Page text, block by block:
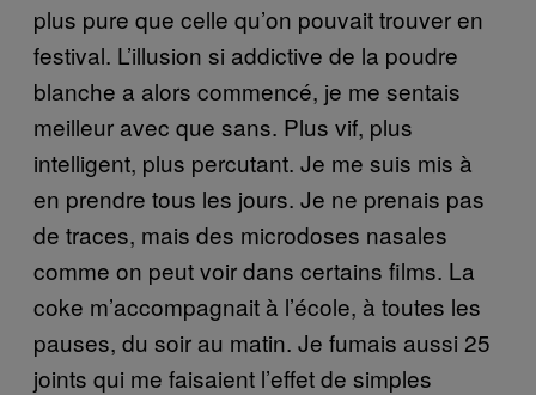
plus pure que celle qu’on pouvait trouver en
festival. L’illusion si addictive de la poudre
blanche a alors commencé, je me sentais
meilleur avec que sans. Plus vif, plus
intelligent, plus percutant. Je me suis mis à
en prendre tous les jours. Je ne prenais pas
de traces, mais des microdoses nasales
comme on peut voir dans certains films. La
coke m’accompagnait à l’école, à toutes les
pauses, du soir au matin. Je fumais aussi 25
joints qui me faisaient l’effet de simples